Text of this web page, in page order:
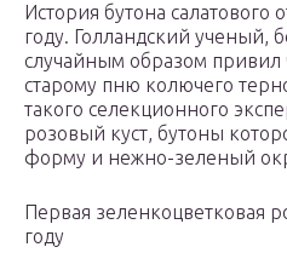
История бутона салатового
году. Голландский ученый,
случайным образом
старому пню колючего
такого селекционного
розовый куст, бутоны
форму и нежно-зеленый
Первая зеленкоцветковая
году